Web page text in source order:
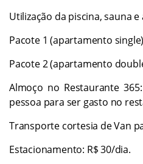
Utilização da piscina, sauna
Pacote 1 (apartamento
Pacote 2 (apartamento
Almoço no Restaurante
pessoa para ser gasto no
Transporte cortesia de Van
Estacionamento: R$ 30/dia.